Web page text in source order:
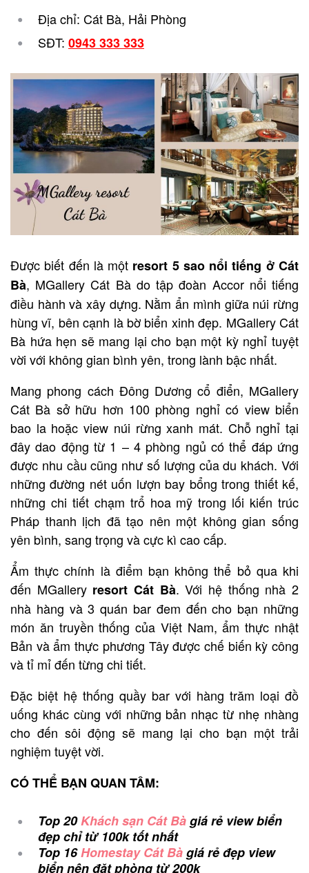
Địa chỉ: Cát Bà, Hải Phòng
SĐT: 0943 333 333
Được biết đến là một resort 5 sao nổi tiếng ở Cát
Bà, MGallery Cát Bà do tập đoàn Accor nổi tiếng
điều hành và xây dựng. Nằm ẩn mình giữa núi rừng
hùng vĩ, bên cạnh là bờ biển xinh đẹp. MGallery Cát
Bà hứa hẹn sẽ mang lại cho bạn một kỳ nghỉ tuyệt
vời với không gian bình yên, trong lành bậc nhất.
Mang phong cách Đông Dương cổ điển, MGallery
Cát Bà sở hữu hơn 100 phòng nghỉ có view biển
bao la hoặc view núi rừng xanh mát. Chỗ nghỉ tại
đây dao động từ 1 – 4 phòng ngủ có thể đáp ứng
được nhu cầu cũng như số lượng của du khách. Với
những đường nét uốn lượn bay bổng trong thiết kế,
những chi tiết chạm trổ hoa mỹ trong lối kiến trúc
Pháp thanh lịch đã tạo nên một không gian sống
yên bình, sang trọng và cực kì cao cấp.
Ẩm thực chính là điểm bạn không thể bỏ qua khi
đến MGallery resort Cát Bà. Với hệ thống nhà 2
nhà hàng và 3 quán bar đem đến cho bạn những
món ăn truyền thống của Việt Nam, ẩm thực nhật
Bản và ẩm thực phương Tây được chế biến kỳ công
và tỉ mỉ đến từng chi tiết.
Đặc biệt hệ thống quầy bar với hàng trăm loại đồ
uống khác cùng với những bản nhạc từ nhẹ nhàng
cho đến sôi động sẽ mang lại cho bạn một trải
nghiệm tuyệt vời.
CÓ THỂ BẠN QUAN TÂM:
Top 20Khách sạn Cát Bàgiá rẻ view biển
đẹp chỉ từ 100k tốt nhất
Top 16Homestay Cát Bàgiá rẻ đẹp view
biển nên đặt phòng từ 200k